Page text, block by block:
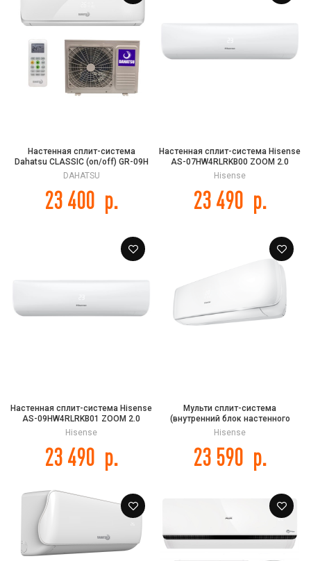
Настенная сплит-система
Dahatsu CLASSIC (on/off) GR-09H
DAHATSU
23 400 р.
Настенная сплит-система Hisense
AS-07HW4RLRKB00 ZOOM 2.0
Classic A
Hisense
23 490 р.
Настенная сплит-система Hisense
AS-09HW4RLRKB01 ZOOM 2.0
Classic A
Hisense
23 490 р.
Мульти сплит-система
(внутренний блок настенного
типа) Hisense AMS-
Design FREE MATCH DC Inverter R32
Hisense
23 590 р.